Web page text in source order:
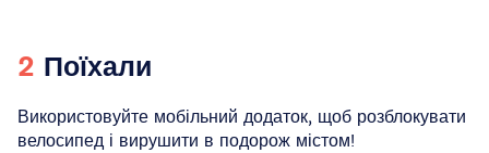
Поїхали
Використовуйте мобільний додаток, щоб розблокувати
велосипед і вирушити в подорож містом!